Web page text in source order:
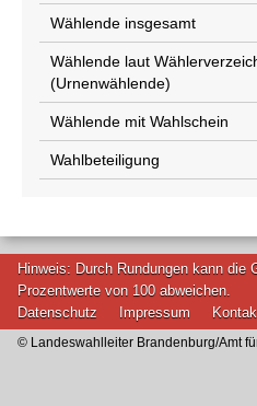
Wählende insgesamt
Wählende laut
(Urnenwählende)
Wählende mit Wahlschein
Wahlbeteiligung
Hinweis: Durch Rundungen kann die
Prozentwerte von 100 abweichen.
Datenschutz
Impressum
© Landeswahlleiter Brandenburg/Amt